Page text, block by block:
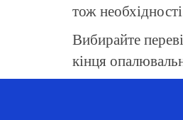
тож
Вибирайте
кінця